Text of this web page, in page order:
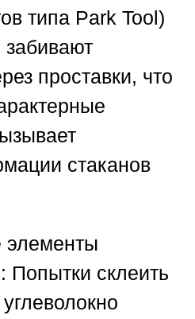
типа Park Tool)
проставки, что
стаканов
элементы
Попытки склеить